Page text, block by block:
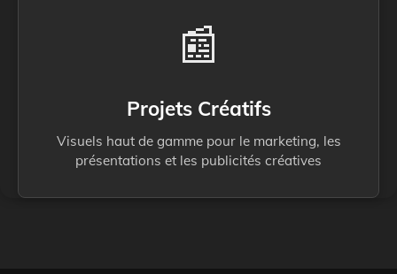
📰
Projets Créatifs
Visuels haut de gamme pour le marketing, les
présentations et les publicités créatives